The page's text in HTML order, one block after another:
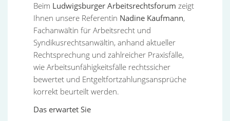
Beim Ludwigsburger Arbeitsrechtsforum zeigt
Ihnen unsere Referentin Nadine Kaufmann,
Fachanwältin für Arbeitsrecht und
Syndikusrechtsanwältin, anhand aktueller
Rechtsprechung und zahlreicher Praxisfälle,
wie Arbeitsunfähigkeitsfälle rechtssicher
bewertet und Entgeltfortzahlungsansprüche
korrekt beurteilt werden.
Das erwartet Sie